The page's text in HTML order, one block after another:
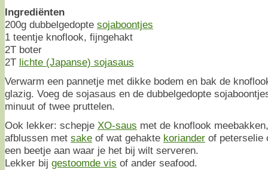
Ingrediënten
200g dubbelgedopte sojaboontjes
1 teentje knoflook, fijngehakt
2T boter
2T lichte (Japanse) sojasaus
Verwarm een pannetje met dikke bodem en bak de
glazig. Voeg de sojasaus en de dubbelgedopte
minuut of twee pruttelen.
Ook lekker: schepje XO-saus met de knoflook
afblussen met sake of wat gehakte koriander of peterselie
een beetje aan waar je het bij wilt serveren.
Lekker bij gestoomde vis of ander seafood.